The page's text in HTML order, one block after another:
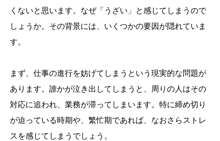
くないと思います。なぜ「うざい」と感じてしまうので
しょうか。その背景には、いくつかの要因が隠れていま
す。
まず、仕事の進行を妨げてしまうという現実的な問題が
あります。誰かが泣き出してしまうと、周りの人はその
対応に追われ、業務が滞ってしまいます。特に締め切り
が迫っている時期や、繁忙期であれば、なおさらストレ
スを感じてしまうでしょう。